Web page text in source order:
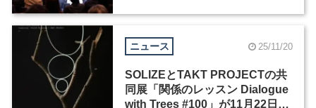
ニュース 25/11/20
SOLIZEとTAKT PROJECTの共
同展「関係のレッスン Dialogue
with Trees #100」が11月22日か